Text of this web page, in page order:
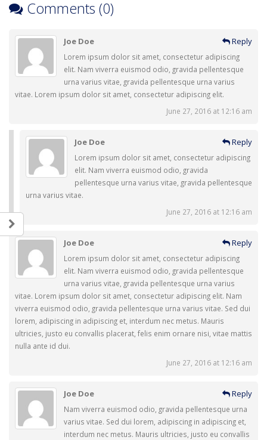
Comments (0)
Joe Doe Reply
Lorem ipsum dolor sit amet, consectetur adipiscing
elit. Nam viverra euismod odio, gravida pellentesque
urna varius vitae, gravida pellentesque urna varius
vitae. Lorem ipsum dolor sit amet, consectetur adipiscing elit.
June 27, 2016 at 12:16 am
Joe Doe Reply
Lorem ipsum dolor sit amet, consectetur adipiscing
elit. Nam viverra euismod odio, gravida
pellentesque urna varius vitae, gravida pellentesque
urna varius vitae.
June 27, 2016 at 12:16 am
Joe Doe Reply
Lorem ipsum dolor sit amet, consectetur adipiscing
elit. Nam viverra euismod odio, gravida pellentesque
urna varius vitae, gravida pellentesque urna varius
vitae. Lorem ipsum dolor sit amet, consectetur adipiscing elit. Nam
viverra euismod odio, gravida pellentesque urna varius vitae. Sed dui
lorem, adipiscing in adipiscing et, interdum nec metus. Mauris
ultricies, justo eu convallis placerat, felis enim ornare nisi, vitae mattis
nulla ante id dui.
June 27, 2016 at 12:16 am
Joe Doe Reply
Nam viverra euismod odio, gravida pellentesque urna
varius vitae. Sed dui lorem, adipiscing in adipiscing et,
interdum nec metus. Mauris ultricies, justo eu convallis